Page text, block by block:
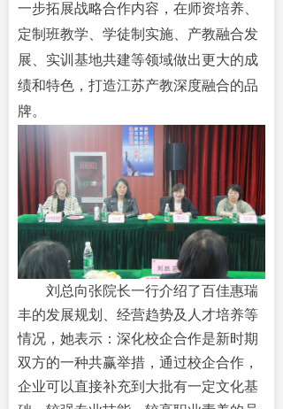
一步拓展战略合作内容，在师资培养、
定制班教学、学徒制实施、产教融合发
展、实训基地共建等领域做出更大的成
绩和特色， 打造江苏产教深度融合的品
牌。
刘总向张院长一行介绍了百佳惠瑞
丰的发展规划、经营趋势及人才培养等
情况， 她表示 ： 深化校企合作是新时期
双方的一种共赢举措，通过校企合作，
企业可以直接补充到大批有一定文化基